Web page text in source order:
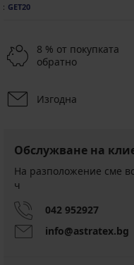
GET20
8 % от покупката
обратно
Изгодна
Обслужване на
На разположение сме
ч
042 952927
info@astratex.bg